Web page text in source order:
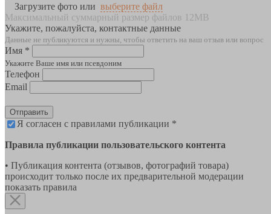
Загрузите фото или выберите файл
Максимальный суммарный размер файлов 12MB
Укажите, пожалуйста, контактные данные
Данные не публикуются и нужны, чтобы ответить на ваш отзыв или вопрос
Имя *
Укажите Ваше имя или псевдоним
Телефон
Email
Отправить
Я согласен с правилами публикации *
Правила публикации пользовательского контента
• Публикация контента (отзывов, фотографий товара)
происходит только после их предварительной модерации
показать правила